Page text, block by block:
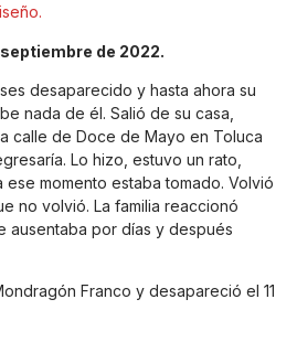
de 2022.
desaparecido y hasta ahora su
nada de él. Salió de su casa,
calle de Doce de Mayo en Toluca
Lo hizo, estuvo un rato,
ese momento estaba tomado. Volvió
no volvió. La familia reaccionó
ausentaba por días y después
Franco y desapareció el 11